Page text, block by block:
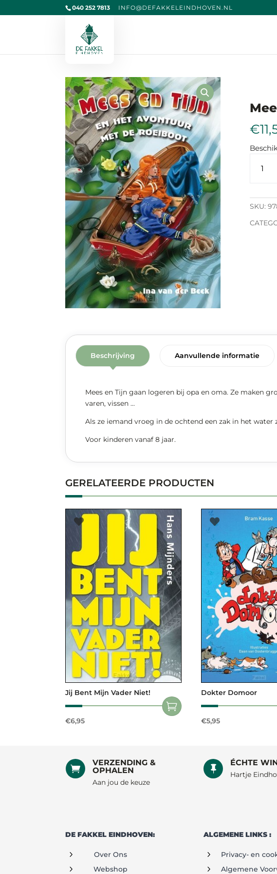
040 252 7813 LN.NE
VOHDN
IELEK
KAFED
@OFNI
€
het
met
SKU:
Beschrijving Aanvullende informatie
Mees en Tijn gaan logeren bij opa en oma. Ze maken
varen, vissen ...
Als ze iemand vroeg in de ochtend een zak in het
Voor kinderen vanaf 8 jaar.
GERELATEERDE PRODUCTEN
Jij Bent Mijn Vader Niet!
€6,95
Dokter Domoor
€5,95

VERZENDING &
OPHALEN
Aan jou de keuze

ÉCHTE
Hartje
DE FAKKEL EINDHOVEN:
5 Over Ons
5 Webshop
ALGEMENE LINKS :
5 Privacy- en
5 Algemene